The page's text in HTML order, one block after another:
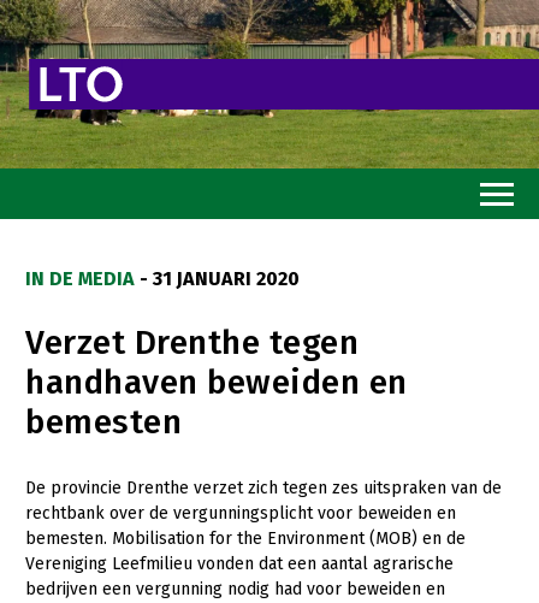
Goed eten
Mooi groen
Sterk ondernemerschap
Transitiepaden
Thema’s
Gezonde planten
IN DE MEDIA - 31 JANUARI 2020
Verzet Drenthe tegen
handhaven beweiden en
bemesten
De provincie Drenthe verzet zich tegen zes uitspraken van de
rechtbank over de vergunningsplicht voor beweiden en
bemesten. Mobilisation for the Environment (MOB) en de
Vereniging Leefmilieu vonden dat een aantal agrarische
bedrijven een vergunning nodig had voor beweiden en